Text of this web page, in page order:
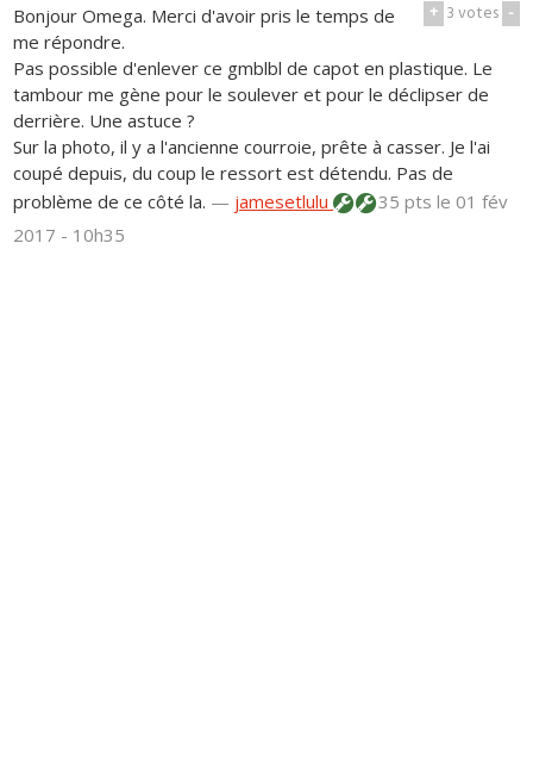
+ 3votes -
Bonjour Omega. Merci d'avoir pris le temps de
me répondre.
Pas possible d'enlever ce gmblbl de capot en plastique. Le
tambour me gène pour le soulever et pour le déclipser de
derrière. Une astuce ?
Sur la photo, il y a l'ancienne courroie, prête à casser. Je l'ai
coupé depuis, du coup le ressort est détendu. Pas de
problème de ce côté la. — jamesetlulu 35 ptsle 01 fév
2017 - 10h35